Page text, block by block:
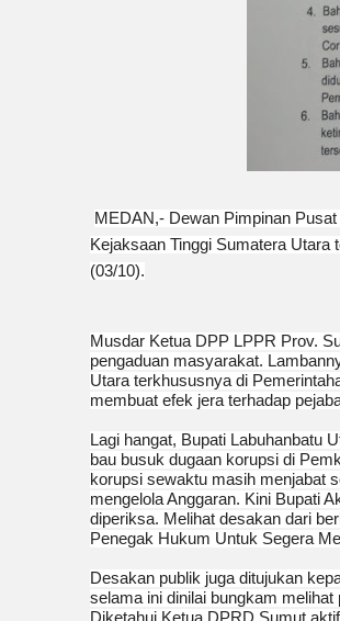
MEDAN,- ‎Dewan Pimpinan
Kejaksaan Tinggi Sumatera
(03/10).
‎Musdar Ketua DPP LPPR Prov.
pengaduan masyarakat.
Utara terkhususnya di
membuat efek jera terhadap
‎Lagi hangat, Bupati Labuhanbatu
bau busuk dugaan korupsi di
korupsi sewaktu masih menjabat
mengelola Anggaran. Kini Bupati
diperiksa. Melihat desakan dari
Penegak Hukum Untuk Segera
‎Desakan publik juga ditujukan
selama ini dinilai bungkam